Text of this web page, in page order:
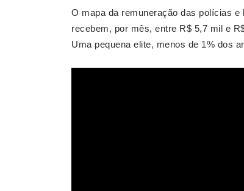
O mapa da remuneração das polícias e
recebem, por mês, entre R$ 5,7 mil e
Uma pequena elite, menos de 1% dos